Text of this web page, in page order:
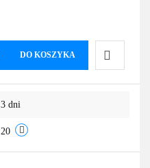
DO KOSZYKA
Do
3 dni
20